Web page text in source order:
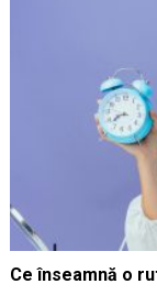
Ce înseamnă o